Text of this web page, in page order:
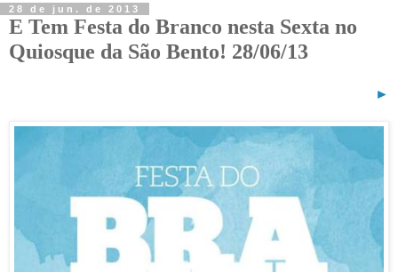
28 de jun. de 2013
E Tem Festa do Branco nesta Sexta no
Quiosque da São Bento! 28/06/13
►